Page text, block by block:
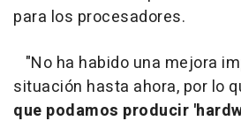
para los procesadores.
"No ha habido una mejora
situación hasta ahora, por lo
que podamos producir